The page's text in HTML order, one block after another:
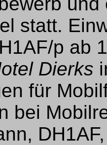
statt.
p ab
Dierks
für
bei
DH1AF,